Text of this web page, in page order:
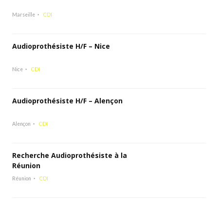
Marseille CDI
Audioprothésiste H/F – Nice
Nice CDI
Audioprothésiste H/F – Alençon
Alençon CDI
Recherche Audioprothésiste à la
Réunion
Réunion CDI